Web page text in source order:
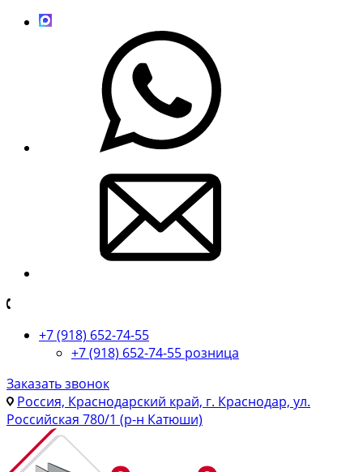
+7 (918) 652-74-55
+7 (918) 652-74-55 розница
Заказать звонок
Россия, Краснодарский край, г. Краснодар, ул.
Российская 780/1 (р-н Катюши)